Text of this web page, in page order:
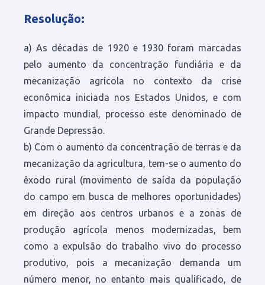
Resolução:
a) As décadas de 1920 e 1930 foram marcadas
pelo aumento da concentração fundiária e da
mecanização agrícola no contexto da crise
econômica iniciada nos Estados Unidos, e com
impacto mundial, processo este denominado de
Grande Depressão.
b) Com o aumento da concentração de terras e da
mecanização da agricultura, tem-se o aumento do
êxodo rural (movimento de saída da população
do campo em busca de melhores oportunidades)
em direção aos centros urbanos e a zonas de
produção agrícola menos modernizadas, bem
como a expulsão do trabalho vivo do processo
produtivo, pois a mecanização demanda um
número menor, no entanto mais qualificado, de